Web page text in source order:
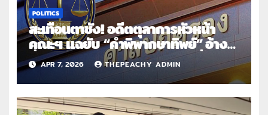
POLITICS
สะเทือนตาชั่ง! อดีตตุลาการหัวหน้า
คณะฯ แฉยับ “คำพิพากษาทิพย์” อ้าง
ชื่อคนเกษียณลงนามย้อนหลัง ยื่นฟ้อง
ศาลอาญาคดีทุจริตฯ-จี้ประธานศาล
ปกครองสูงสุดสอบวินัยร้ายแรง รอง
ประธานฯ
APR 7, 2026 THEPEACHY ADMIN